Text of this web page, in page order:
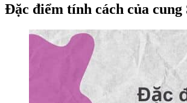
Đặc điểm tính cách của cung